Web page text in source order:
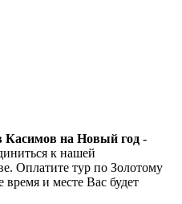
Касимов на Новый год -
к нашей
Оплатите тур по Золотому
время и месте Вас будет